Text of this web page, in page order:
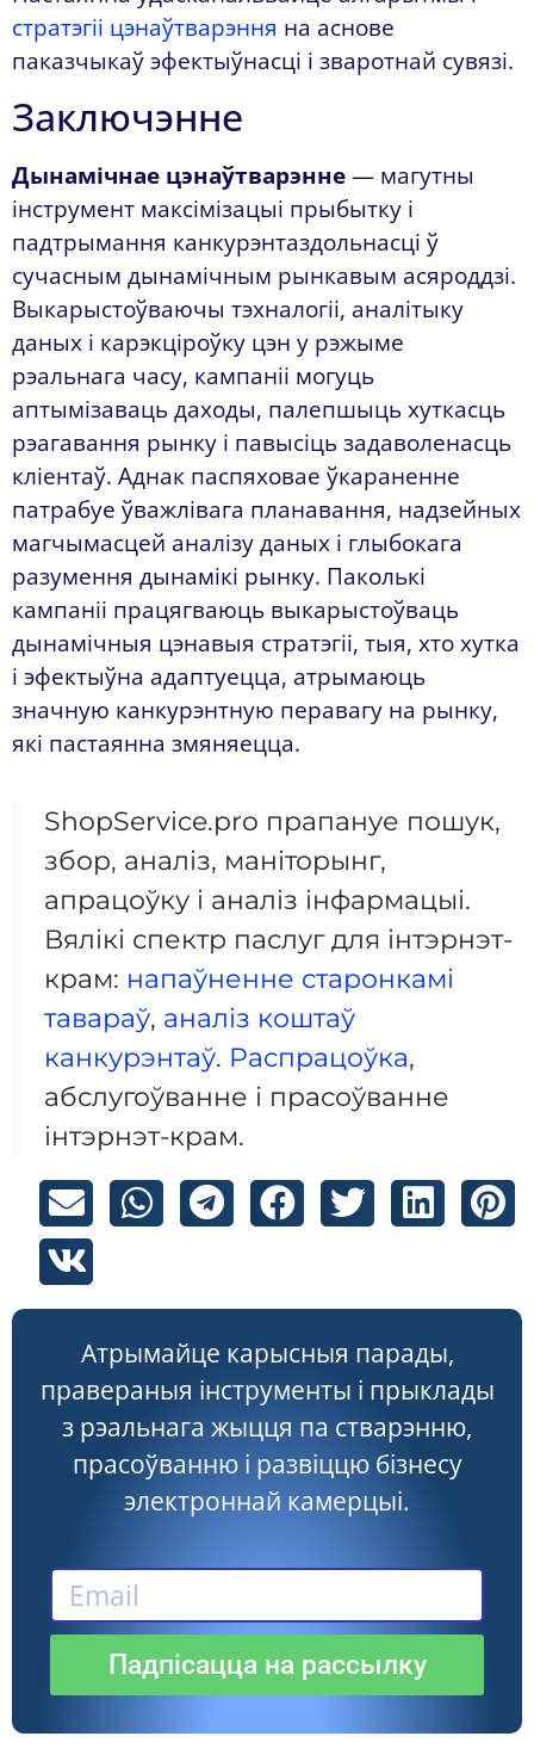
стратэгіі цэнаўтварэння на аснове
паказчыкаў эфектыўнасці і зваротнай сувязі.
Заключэнне
Дынамічнае цэнаўтварэнне— магутны
інструмент максімізацыі прыбытку і
падтрымання канкурэнтаздольнасці ў
сучасным дынамічным рынкавым асяроддзі.
Выкарыстоўваючы тэхналогіі, аналітыку
даных і карэкціроўку цэн у рэжыме
рэальнага часу, кампаніі могуць
аптымізаваць даходы, палепшыць хуткасць
рэагавання рынку і павысіць задаволенасць
кліентаў. Аднак паспяховае ўкараненне
патрабуе ўважлівага планавання, надзейных
магчымасцей аналізу даных і глыбокага
разумення дынамікі рынку. Паколькі
кампаніі працягваюць выкарыстоўваць
дынамічныя цэнавыя стратэгіі, тыя, хто хутка
і эфектыўна адаптуецца, атрымаюць
значную канкурэнтную перавагу на рынку,
які пастаянна змяняецца.
ShopService.pro прапануе пошук,
збор, аналіз, маніторынг,
апрацоўку і аналіз інфармацыі.
Вялікі спектр паслуг для інтэрнэт-
крам: напаўненне старонкамі
тавараў, аналіз коштаў
канкурэнтаў. Распрацоўка,
абслугоўванне і прасоўванне
інтэрнэт-крам.
Атрымайце карысныя парады,
правераныя інструменты і прыклады
з рэальнага жыцця па стварэнню,
прасоўванню і развіццю бізнесу
электроннай камерцыі.
Падпісацца на рассылку